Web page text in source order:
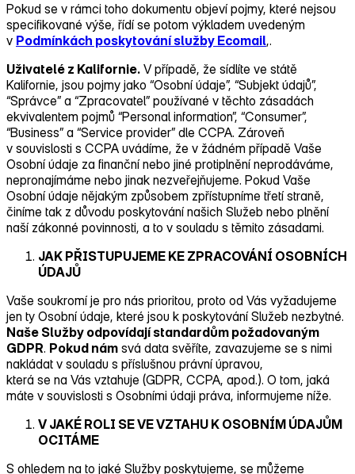
Pokud se v rámci toho dokumentu objeví pojmy, které nejsou
specifikované výše, řídí se potom výkladem uvedeným
v Podmínkách poskytování služby Ecomail,.
Uživatelé z Kalifornie. V případě, že sídlíte ve státě
Kalifornie, jsou pojmy jako “Osobní údaje”, “Subjekt údajů”,
“Správce” a “Zpracovatel” používané v těchto zásadách
ekvivalentem pojmů “Personal information”, “Consumer”,
“Business” a “Service provider” dle CCPA. Zároveň
v souvislosti s CCPA uvádíme, že v žádném případě Vaše
Osobní údaje za finanční nebo jiné protiplnění neprodáváme,
nepronajímáme nebo jinak nezveřejňujeme. Pokud Vaše
Osobní údaje nějakým způsobem zpřístupníme třetí straně,
činíme tak z důvodu poskytování našich Služeb nebo plnění
naší zákonné povinnosti, a to v souladu s těmito zásadami.
JAK PŘISTUPUJEME KE ZPRACOVÁNÍ OSOBNÍCH
ÚDAJŮ
Vaše soukromí je pro nás prioritou, proto od Vás vyžadujeme
jen ty Osobní údaje, které jsou k poskytování Služeb nezbytné.
Naše Služby odpovídají standardům požadovaným
GDPR. Pokud nám svá data svěříte, zavazujeme se s nimi
nakládat v souladu s příslušnou právní úpravou,
která se na Vás vztahuje (GDPR, CCPA, apod.). O tom, jaká
máte v souvislosti s Osobními údaji práva, informujeme níže.
V JAKÉ ROLI SE VE VZTAHU K OSOBNÍM ÚDAJŮM
OCITÁME
S ohledem na to jaké Služby poskytujeme, se můžeme